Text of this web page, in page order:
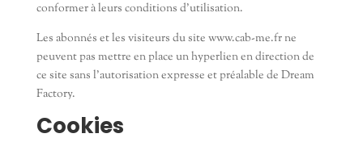
conformer à leurs conditions d’utilisation.
Les abonnés et les visiteurs du site www.cab-me.fr ne
peuvent pas mettre en place un hyperlien en direction de
ce site sans l’autorisation expresse et préalable de Dream
Factory.
Cookies